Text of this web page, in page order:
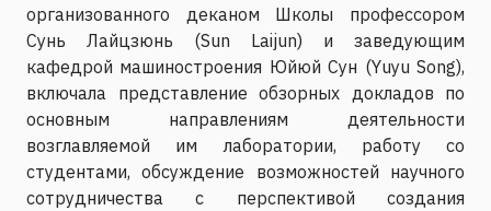
организованного деканом Школы профессором
Сунь Лайцзюнь (Sun Laijun) и заведующим
кафедрой машиностроения Юйюй Сун (Yuyu Song),
включала представление обзорных докладов по
основным направлениям деятельности
возглавляемой им лаборатории, работу со
студентами, обсуждение возможностей научного
сотрудничества с перспективой создания